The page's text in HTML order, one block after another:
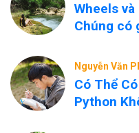
Wheels
Chúng có
Nguyễn Văn
Có Thể
Python